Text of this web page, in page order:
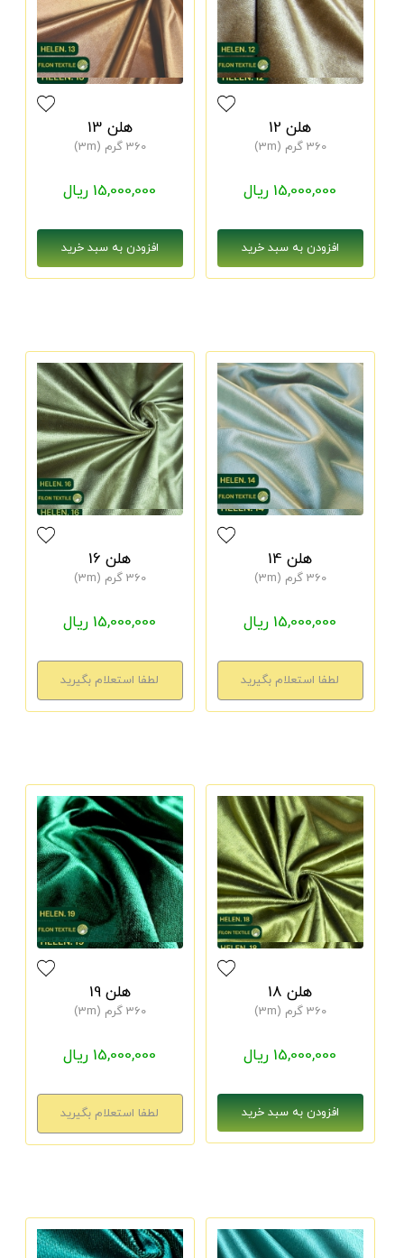
هلن 12
360 گرم (3m)
15,000,000 ریال
هلن 13
360 گرم (3m)
15,000,000 ریال
هلن 14
360 گرم (3m)
15,000,000 ریال
هلن 16
360 گرم (3m)
15,000,000 ریال
هلن 18
360 گرم (3m)
15,000,000 ریال
هلن 19
360 گرم (3m)
15,000,000 ریال